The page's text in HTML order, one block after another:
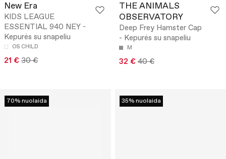
New Era
KIDS LEAGUE
ESSENTIAL 940 NEY -
Kepurės su snapeliu
OS CHILD
21 € 30 €
THE ANIMALS
OBSERVATORY
Deep Frey Hamster Cap
- Kepurės su snapeliu
M
32 € 40 €
70% nuolaida 35% nuolaida